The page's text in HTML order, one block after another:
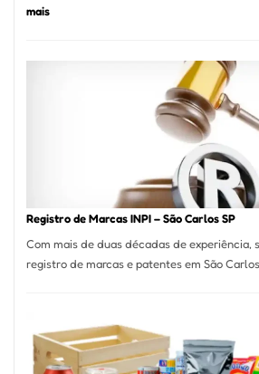
mais:
Bibi
Registro de Marcas INPI – São Carlos SP
Com mais de duas décadas de experiência,
registro de marcas e patentes em São